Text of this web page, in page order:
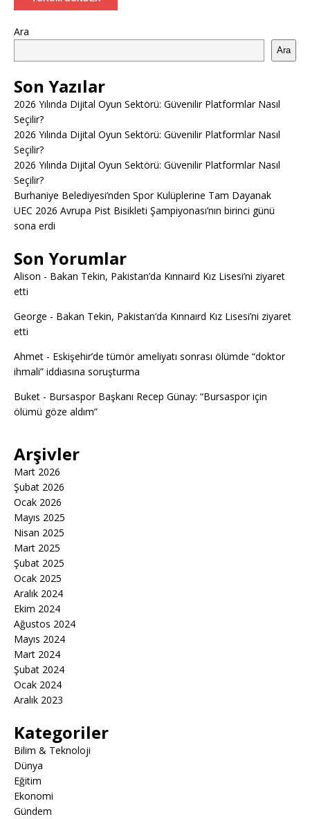
Ara
Ara
Son Yazılar
2026 Yılında Dijital Oyun Sektörü: Güvenilir Platformlar Nasıl
Seçilir?
2026 Yılında Dijital Oyun Sektörü: Güvenilir Platformlar Nasıl
Seçilir?
2026 Yılında Dijital Oyun Sektörü: Güvenilir Platformlar Nasıl
Seçilir?
Burhaniye Belediyesi’nden Spor Kulüplerine Tam Dayanak
UEC 2026 Avrupa Pist Bisikleti Şampiyonası’nın birinci günü
sona erdi
Son Yorumlar
Alison - Bakan Tekin, Pakistan’da Kınnaırd Kız Lisesi’ni ziyaret
etti
George - Bakan Tekin, Pakistan’da Kınnaırd Kız Lisesi’ni ziyaret
etti
Ahmet - Eskişehir’de tümör ameliyatı sonrası ölümde “doktor
ihmali” iddiasına soruşturma
Buket - Bursaspor Başkanı Recep Günay: “Bursaspor için
ölümü göze aldım”
Arşivler
Mart 2026
Şubat 2026
Ocak 2026
Mayıs 2025
Nisan 2025
Mart 2025
Şubat 2025
Ocak 2025
Aralık 2024
Ekim 2024
Ağustos 2024
Mayıs 2024
Mart 2024
Şubat 2024
Ocak 2024
Aralık 2023
Kategoriler
Bilim & Teknoloji
Dünya
Eğitim
Ekonomi
Gündem